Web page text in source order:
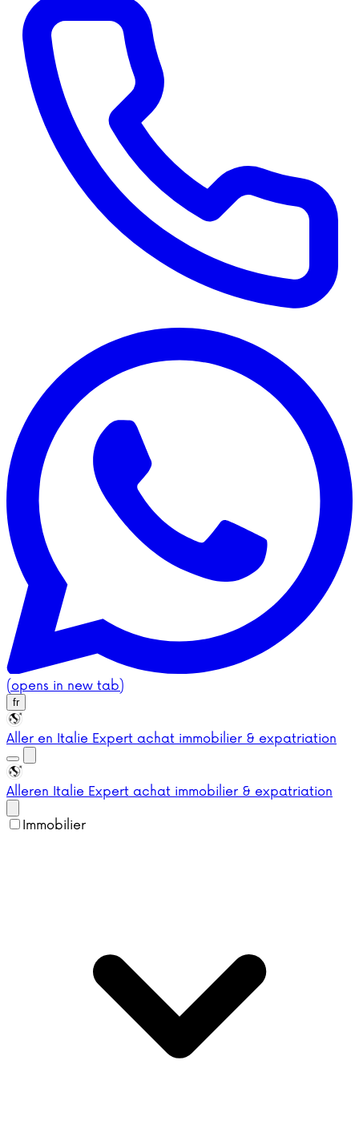
(opens in new tab)
fr
Aller en Italie Expert achat immobilier & expatriation
Alleren Italie Expert achat immobilier & expatriation
Immobilier